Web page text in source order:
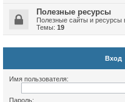
Полезные ресурсы
Полезные сайты и ресурсы
Темы: 19
Вход
Имя пользователя:
Пароль: